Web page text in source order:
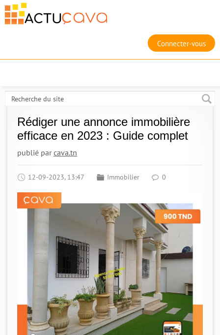
Connecter-vous
Rédiger une annonce immobilière
efficace en 2023 : Guide complet
publié parcava.tn
12-09-2023, 13:47 Immobilier 0